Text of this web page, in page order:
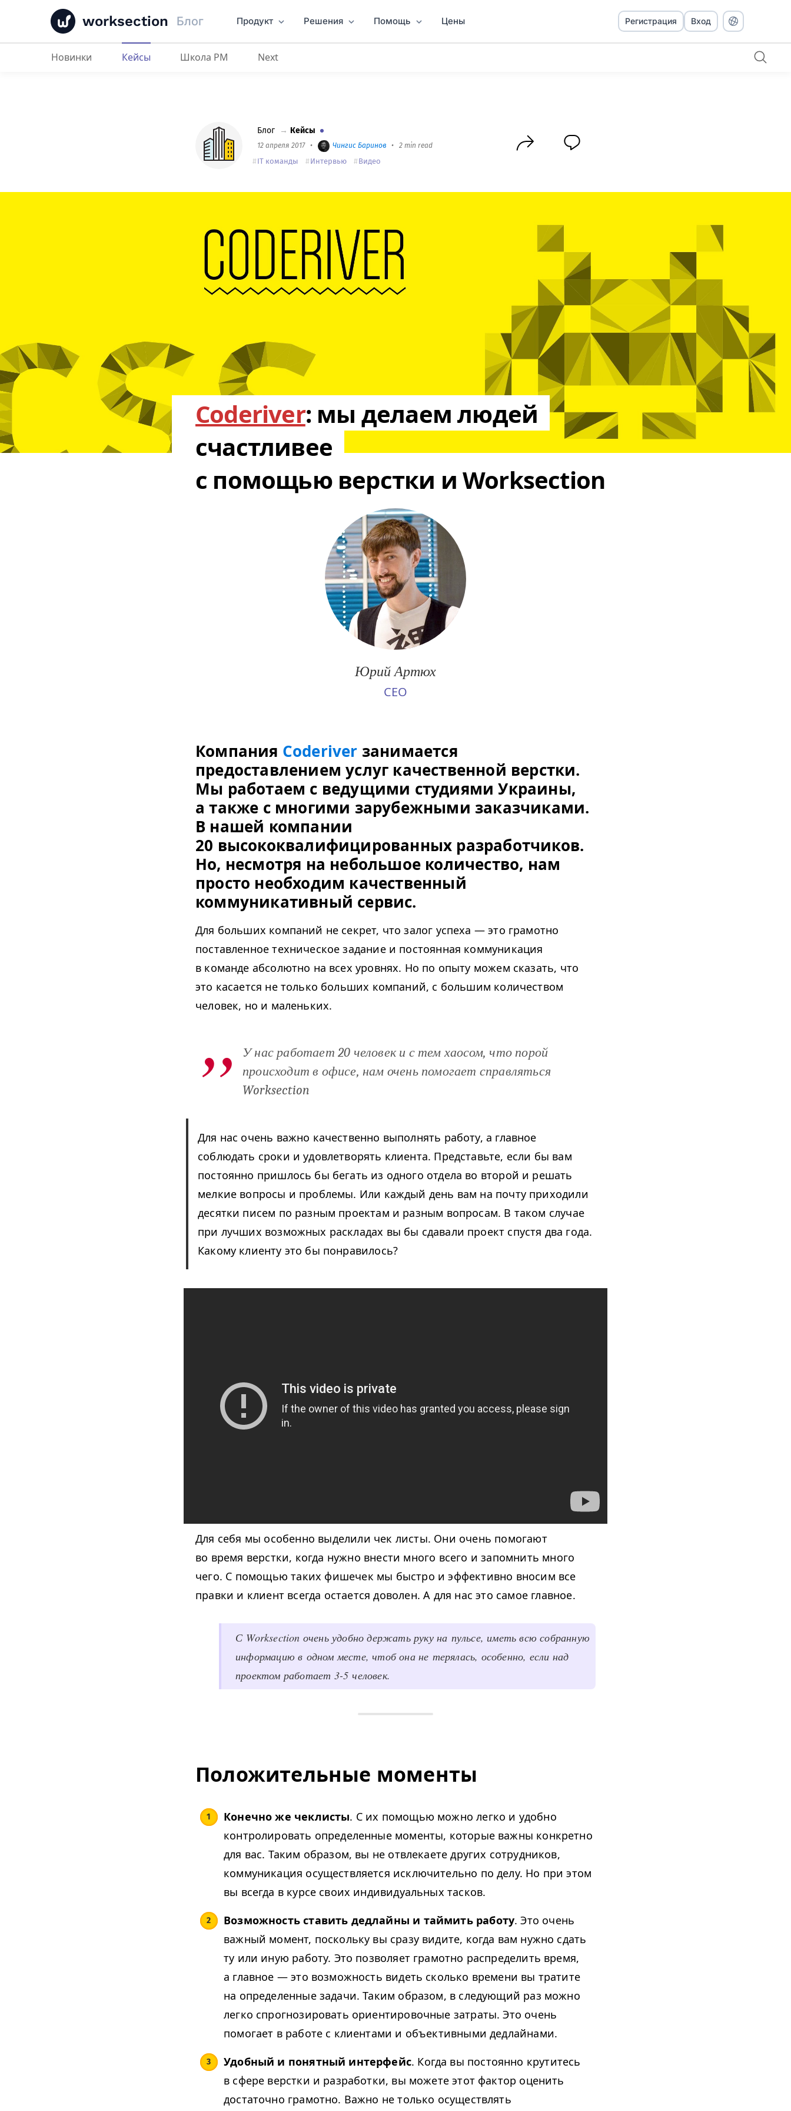
worksection Блог Продукт Решения Помощь Цены
Coderiver: мы делаем людей счастливее с помощью верстки и Worksection
Регистрация Вход
Новинки Кейсы Школа PM Next
Блог → Кейсы
12 апреля 2017 • Чингиc Баринов • 2 min read
IT команды Интервью Видео
Coderiver: мы делаем людей
счастливее
с помощью верстки и Worksection
Юрий Артюх
CEO
Компания Coderiver занимается
предоставлением услуг качественной верстки.
Мы работаем с ведущими студиями Украины,
а также с многими зарубежными заказчиками.
В нашей компании
20 высококвалифицированных разработчиков.
Но, несмотря на небольшое количество, нам
просто необходим качественный
коммуникативный сервис.
Для больших компаний не секрет, что залог успеха — это грамотно
поставленное техническое задание и постоянная коммуникация
в команде абсолютно на всех уровнях. Но по опыту можем сказать, что
это касается не только больших компаний, с большим количеством
человек, но и маленьких.
У нас работает 20 человек и с тем хаосом, что порой
происходит в офисе, нам очень помогает справляться
Worksection
Для нас очень важно качественно выполнять работу, а главное
соблюдать сроки и удовлетворять клиента. Представьте, если бы вам
постоянно пришлось бы бегать из одного отдела во второй и решать
мелкие вопросы и проблемы. Или каждый день вам на почту приходили
десятки писем по разным проектам и разным вопросам. В таком случае
при лучших возможных раскладах вы бы сдавали проект спустя два года.
Какому клиенту это бы понравилось?
Для себя мы особенно выделили чек листы. Они очень помогают
во время верстки, когда нужно внести много всего и запомнить много
чего. С помощью таких фишечек мы быстро и эффективно вносим все
правки и клиент всегда остается доволен. А для нас это самое главное.
С Worksection очень удобно держать руку на пульсе, иметь всю собранную
информацию в одном месте, чтоб она не терялась, особенно, если над
проектом работает 3-5 человек.
Положительные моменты
Конечно же чеклисты. С их помощью можно легко и удобно
контролировать определенные моменты, которые важны конкретно
для вас. Таким образом, вы не отвлекаете других сотрудников,
коммуникация осуществляется исключительно по делу. Но при этом
вы всегда в курсе своих индивидуальных тасков.
Возможность ставить дедлайны и таймить работу. Это очень
важный момент, поскольку вы сразу видите, когда вам нужно сдать
ту или иную работу. Это позволяет грамотно распределить время,
а главное — это возможность видеть сколько времени вы тратите
на определенные задачи. Таким образом, в следующий раз можно
легко спрогнозировать ориентировочные затраты. Это очень
помогает в работе с клиентами и объективными дедлайнами.
Удобный и понятный интерфейс. Когда вы постоянно крутитесь
в сфере верстки и разработки, вы можете этот фактор оценить
достаточно грамотно. Важно не только осуществлять